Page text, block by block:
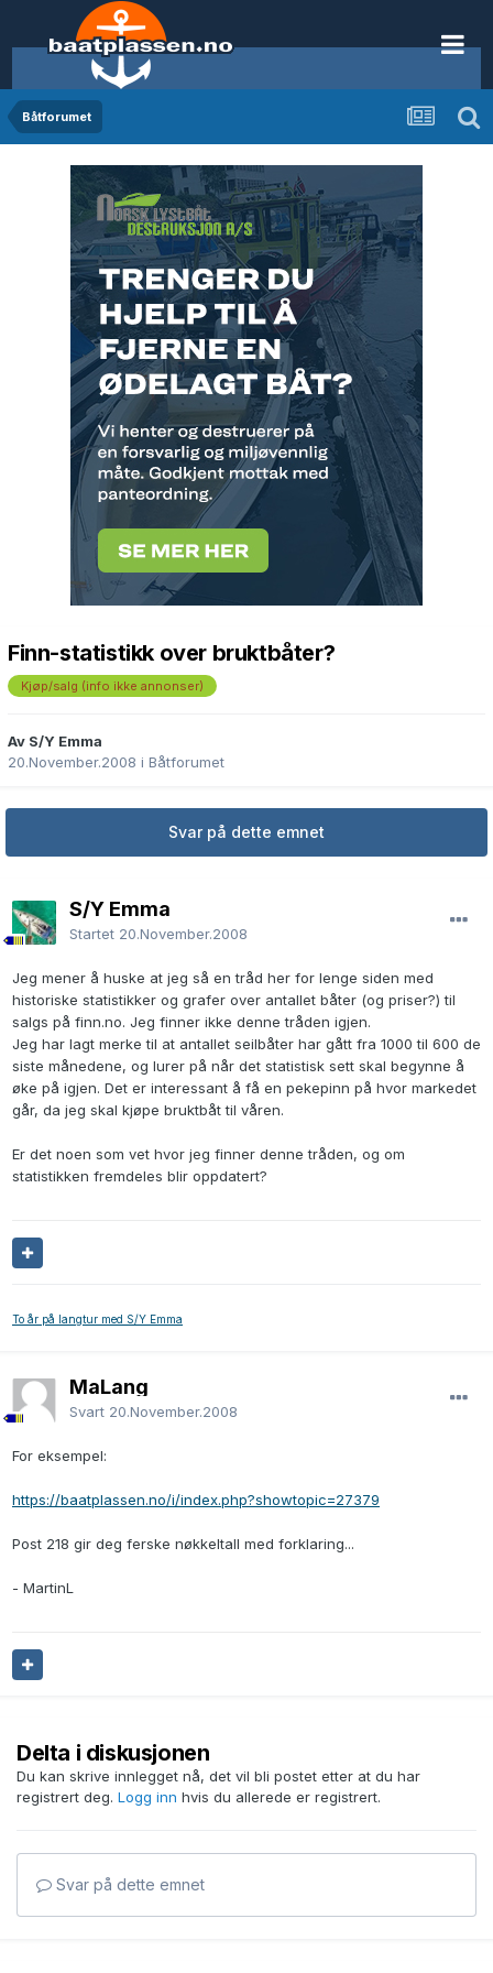
Båtforumet
Finn-statistikk over bruktbåter?
Kjøp/salg (info ikke annonser)
Av S/Y Emma
20.November.2008 i Båtforumet
Svar på dette emnet
S/Y Emma
Startet 20.November.2008
Jeg mener å huske at jeg så en tråd her for lenge siden med
historiske statistikker og grafer over antallet båter (og priser?) til
salgs på finn.no. Jeg finner ikke denne tråden igjen.
Jeg har lagt merke til at antallet seilbåter har gått fra 1000 til 600 de
siste månedene, og lurer på når det statistisk sett skal begynne å
øke på igjen. Det er interessant å få en pekepinn på hvor markedet
går, da jeg skal kjøpe bruktbåt til våren.
Er det noen som vet hvor jeg finner denne tråden, og om
statistikken fremdeles blir oppdatert?
To år på langtur med S/Y Emma
MaLang
Svart 20.November.2008
For eksempel:
https://baatplassen.no/i/index.php?showtopic=27379
Post 218 gir deg ferske nøkkeltall med forklaring...
- MartinL
Delta i diskusjonen
Du kan skrive innlegget nå, det vil bli postet etter at du har
registrert deg. Logg inn hvis du allerede er registrert.
Svar på dette emnet